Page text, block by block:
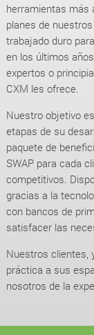
herramientas más
planes de
trabajado duro
en los últimos
expertos o
CXM les ofrece.
Nuestro objetivo
etapas de su
paquete de
SWAP para cada
competitivos.
gracias a la
con bancos de
satisfacer las
Nuestros clientes,
práctica a sus
nosotros de la